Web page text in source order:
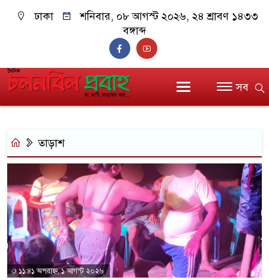
ঢাকা
শনিবার, ০৮ আগস্ট ২০২৬, ২৪ শ্রাবণ ১৪৩৩
বঙ্গাব্দ
সব
তাড়াশ
১১:৪১ অপরাহ্ন, ১ আগস্ট ২০২৬